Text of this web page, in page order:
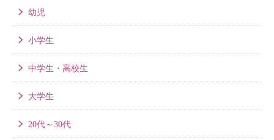
幼児
小学生
中学生・高校生
大学生
20代～30代